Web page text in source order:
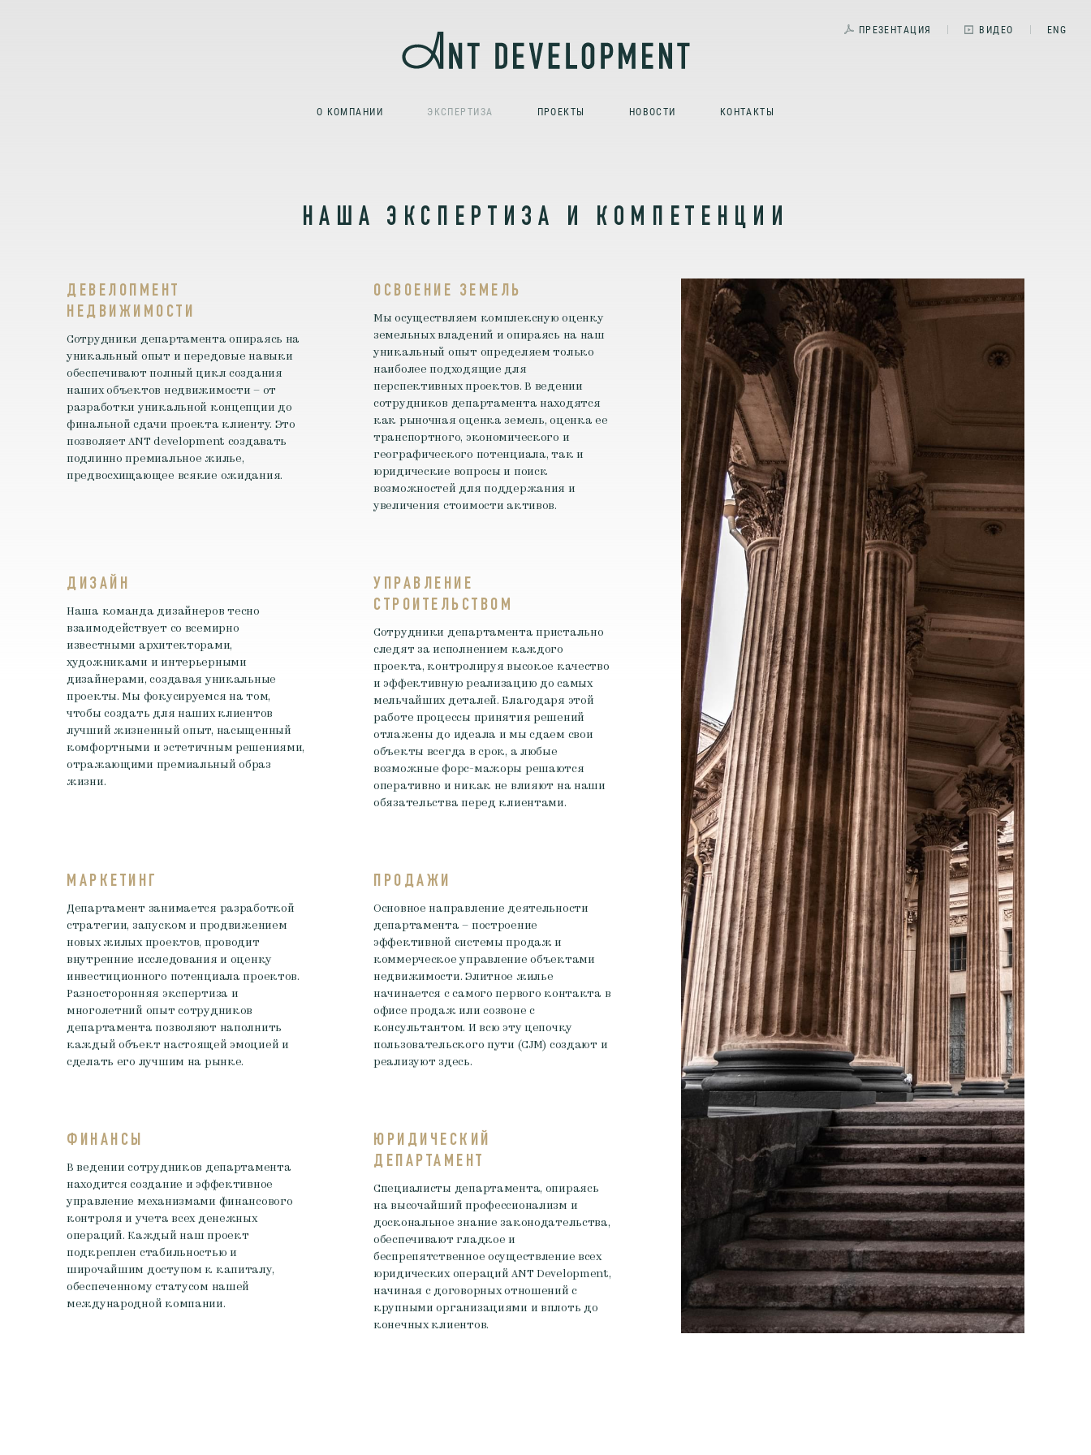
ПРЕЗЕНТАЦИЯ ВИДЕО ENG
О КОМПАНИИ ЭКСПЕРТИЗА ПРОЕКТЫ НОВОСТИ КОНТАКТЫ
НАША ЭКСПЕРТИЗА И КОМПЕТЕНЦИИ
ДЕВЕЛОПМЕНТ
НЕДВИЖИМОСТИ
Сотрудники департамента опираясь на
уникальный опыт и передовые навыки
обеспечивают полный цикл создания
наших объектов недвижимости – от
разработки уникальной концепции до
финальной сдачи проекта клиенту. Это
позволяет ANT development создавать
подлинно премиальное жилье,
предвосхищающее всякие ожидания.
ОСВОЕНИЕ ЗЕМЕЛЬ
Мы осуществляем комплексную оценку
земельных владений и опираясь на наш
уникальный опыт определяем только
наиболее подходящие для
перспективных проектов. В ведении
сотрудников департамента находятся
как рыночная оценка земель, оценка ее
транспортного, экономического и
географического потенциала, так и
юридические вопросы и поиск
возможностей для поддержания и
увеличения стоимости активов.
ДИЗАЙН
Наша команда дизайнеров тесно
взаимодействует со всемирно
известными архитекторами,
художниками и интерьерными
дизайнерами, создавая уникальные
проекты. Мы фокусируемся на том,
чтобы создать для наших клиентов
лучший жизненный опыт, насыщенный
комфортными и эстетичным решениями,
отражающими премиальный образ
жизни.
УПРАВЛЕНИЕ
СТРОИТЕЛЬСТВОМ
Сотрудники департамента пристально
следят за исполнением каждого
проекта, контролируя высокое качество
и эффективную реализацию до самых
мельчайших деталей. Благодаря этой
работе процессы принятия решений
отлажены до идеала и мы сдаем свои
объекты всегда в срок, а любые
возможные форс-мажоры решаются
оперативно и никак не влияют на наши
обязательства перед клиентами.
МАРКЕТИНГ
Департамент занимается разработкой
стратегии, запуском и продвижением
новых жилых проектов, проводит
внутренние исследования и оценку
инвестиционного потенциала проектов.
Разносторонняя экспертиза и
многолетний опыт сотрудников
департамента позволяют наполнить
каждый объект настоящей эмоцией и
сделать его лучшим на рынке.
ПРОДАЖИ
Основное направление деятельности
департамента – построение
эффективной системы продаж и
коммерческое управление объектами
недвижимости. Элитное жилье
начинается с самого первого контакта в
офисе продаж или созвоне с
консультантом. И всю эту цепочку
пользовательского пути (CJM) создают и
реализуют здесь.
ФИНАНСЫ
В ведении сотрудников департамента
находится создание и эффективное
управление механизмами финансового
контроля и учета всех денежных
операций. Каждый наш проект
подкреплен стабильностью и
широчайшим доступом к капиталу,
обеспеченному статусом нашей
международной компании.
ЮРИДИЧЕСКИЙ
ДЕПАРТАМЕНТ
Специалисты департамента, опираясь
на высочайший профессионализм и
доскональное знание законодательства,
обеспечивают гладкое и
беспрепятственное осуществление всех
юридических операций ANT Development,
начиная с договорных отношений с
крупными организациями и вплоть до
конечных клиентов.